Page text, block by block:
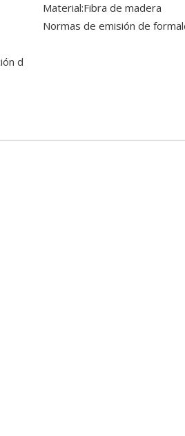
Material:Fibra de madera
Normas de emisión de
d